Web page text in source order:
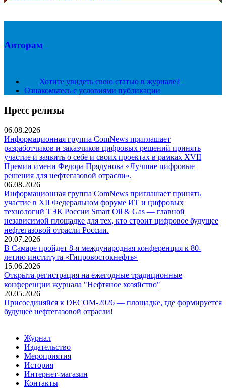
Авторам
Хотите увидеть свою статью в журнале?
Ознакомьтесь с условиями публикации
Пресс релизы
06.08.2026
Информационная группа ComNews приглашает
разработчиков и заказчиков цифровых решений принять
участие и заявить о себе и своих проектах в рамках XVII
Премии имени Федора Прядунова «Лучшие цифровые
решения для нефтегазовой отрасли».
06.08.2026
Информационная группа ComNews приглашает принять
участие в XII Федеральном форуме ИТ и цифровых
технологий ТЭК России Smart Oil & Gas — главной
независимой площадке для тех, кто строит цифровое будущее
нефтегазовой отрасли России.
20.07.2026
В Самаре пройдет 8-я международная конференция к 80-
летию института «Гипровостокнефть»
15.06.2026
Открыта регистрация на ежегодные традиционные
конференции журнала "Нефтяное хозяйство"
20.05.2026
Присоединяйся к DECOM-2026 — площадке, где формируется
будущее нефтегазовой отрасли!
Журнал
Издательство
Мероприятия
История
Интернет-магазин
Контакты